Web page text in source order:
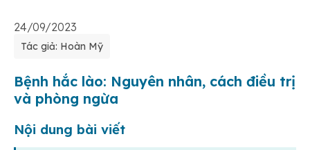
Thuận Mỹ
24/09/2023
Tác giả: Hoàn Mỹ
Bệnh hắc lào: Nguyên nhân, cách điều trị
và phòng ngừa
Nội dung bài viết